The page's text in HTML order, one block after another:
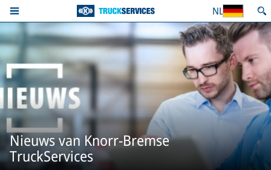
NL
Nieuws van Knorr-Bremse
TruckServices